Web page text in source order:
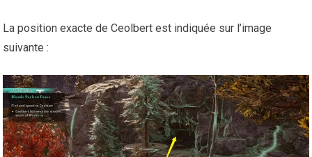
La position exacte de Ceolbert est indiquée sur l’image
suivante :